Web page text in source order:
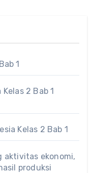
1
2 Bab 1
Kelas 2 Bab 1
aktivitas ekonomi,
produksi